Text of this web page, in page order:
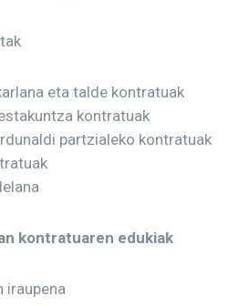
eta talde kontratuak
kontratuak
partzialeko kontratuak
kontratuaren edukiak
iraupena